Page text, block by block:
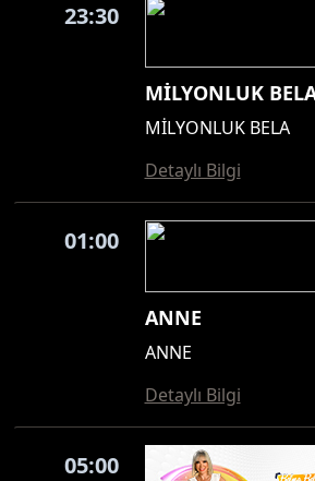
23:30
MİLYONLUK
MİLYONLUK BELA
Detaylı Bilgi
01:00
ANNE
ANNE
Detaylı Bilgi
05:00